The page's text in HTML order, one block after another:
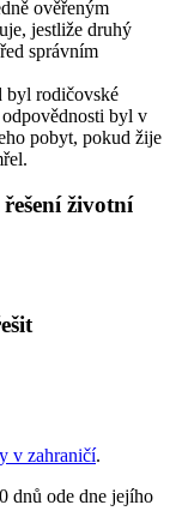
ověřeným
jestliže druhý
správním
byl rodičovské
byl v
pobyt, pokud žije
životní
v zahraničí.
dnů ode dne jejího